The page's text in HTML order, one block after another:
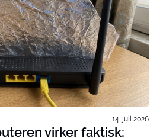
14. juli 2026
virker faktisk: